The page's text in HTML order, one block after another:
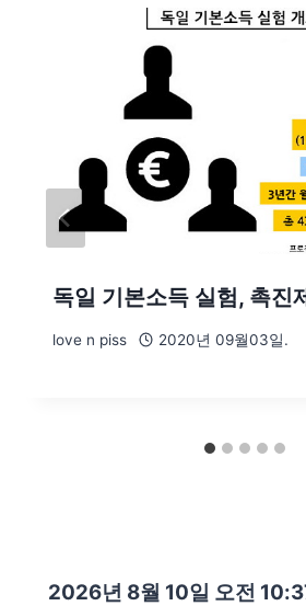
독일 기본소득 실험, 촉진
love n piss 2020년 09월03일.
2026년 8월 10일 오전